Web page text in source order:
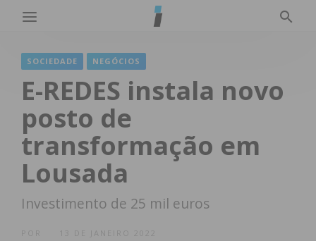
SOCIEDADE NEGÓCIOS
E-REDES instala novo
posto de
transformação em
Lousada
Investimento de 25 mil euros
13 DE JANEIRO 2022